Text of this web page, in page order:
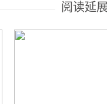
阅读延